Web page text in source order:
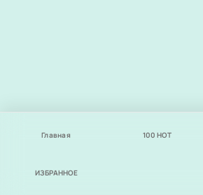
Главная 100 НОТ
ИЗБРАННОЕ